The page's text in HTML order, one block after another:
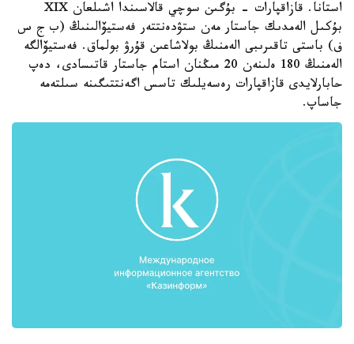
استانا. قازاقپارات - بۇگىن سوچي قالاسىندا اشىلعان XIX
بۇكىل الەمدىك جاستار مەن ستۋدەنتتەر فەستيۆالىنىڭ (ب ج س
ف) باستى تاقىرىبى الەمنىڭ بولاشاعىن قۇرۋ بولماق. فەستيۆالگە
الەمنىڭ 180 ەلىنەن 20 مىڭنان استام جاستار قاتىسادى، دەپ
حابارلايدى قازاقپارات رەسەيلىك تاسس اگەنتتىگىنە سىلتەمە
جاساپ.